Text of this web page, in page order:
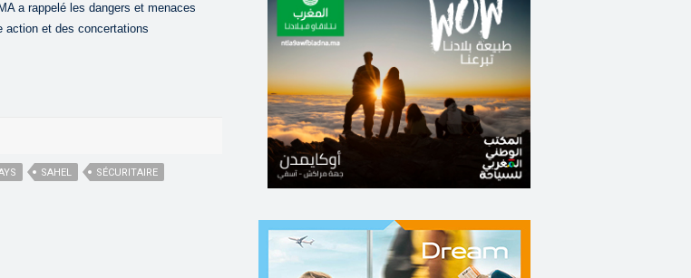
a rappelé les dangers et menaces
action et des concertations
SAHEL
SÉCURITAIRE